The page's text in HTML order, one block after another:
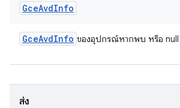
GceAvdInfo
GceAvdInfo ของอุปกรณ์หากพบ หรือ null
ส่ง